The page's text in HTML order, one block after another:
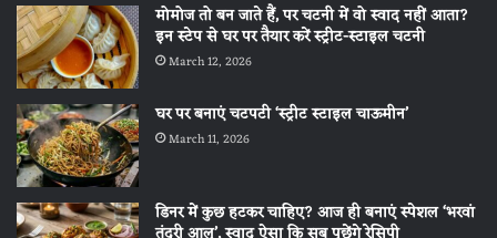
मोमोज तो बन जाते हैं, पर चटनी में वो स्वाद नहीं आता?
इन स्टेप से घर पर तैयार करें स्ट्रीट-स्टाइल चटनी
March 12, 2026
घर पर बनाएं चटपटी ‘स्ट्रीट स्टाइल चाऊमीन’
March 11, 2026
डिनर में कुछ हटकर चाहिए? आज ही बनाएं स्पेशल ‘भरवां